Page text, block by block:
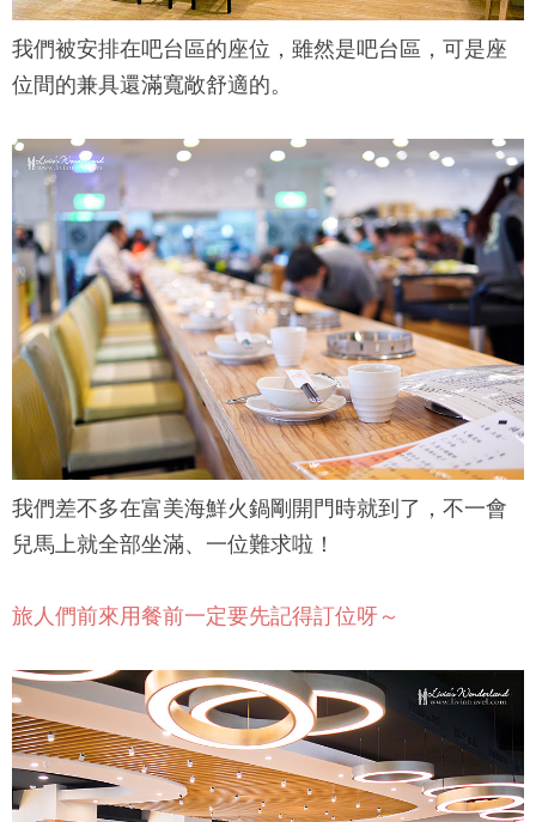
我們被安排在吧台區的座位，雖然是吧台區，可是座
位間的兼具還滿寬敞舒適的。
我們差不多在富美海鮮火鍋剛開門時就到了，不一會
兒馬上就全部坐滿、一位難求啦！
旅人們前來用餐前一定要先記得訂位呀～